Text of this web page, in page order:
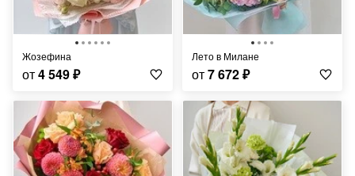
Жозефина
от4 549₽
Лето в Милане
от7 672₽